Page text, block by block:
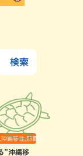
縄移住,那覇市
”沖縄移